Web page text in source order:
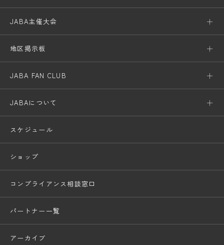
JABA主催大会
地区掲示板
JABA FAN CLUB
JABAについて
スケジュール
ショップ
コンプライアンス相談窓口
パートナー一覧
アーカイブ